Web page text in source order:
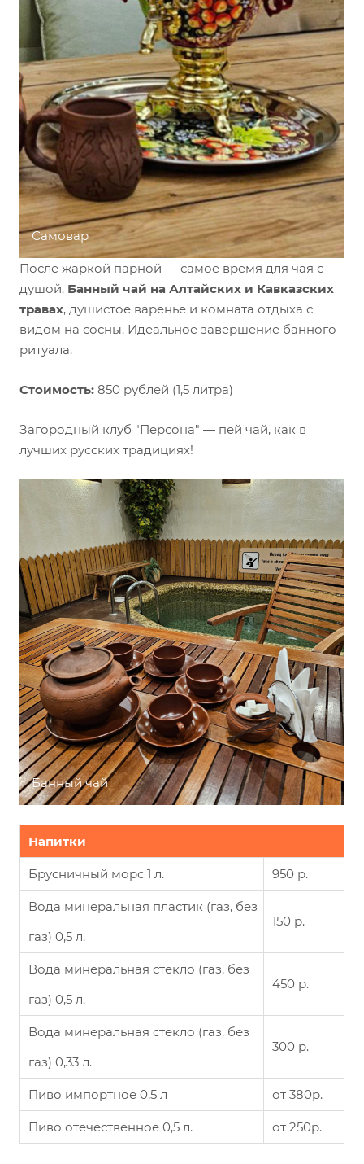
Самовар
После жаркой парной — самое время для чая с
душой. Банный чай на Алтайских и Кавказских
травах, душистое варенье и комната отдыха с
видом на сосны. Идеальное завершение банного
ритуала.
Стоимость: 850 рублей (1,5 литра)
Загородный клуб "Персона" — пей чай, как в
лучших русских традициях!
Банный чай
Напитки
Брусничный морс 1 л. 950 р.
Вода минеральная пластик (газ, без
газ) 0,5 л.
150 р.
Вода минеральная стекло (газ, без
газ) 0,5 л.
450 р.
Вода минеральная стекло (газ, без
газ) 0,33 л.
300 р.
Пиво импортное 0,5 л от 380р.
Пиво отечественное 0,5 л. от 250р.